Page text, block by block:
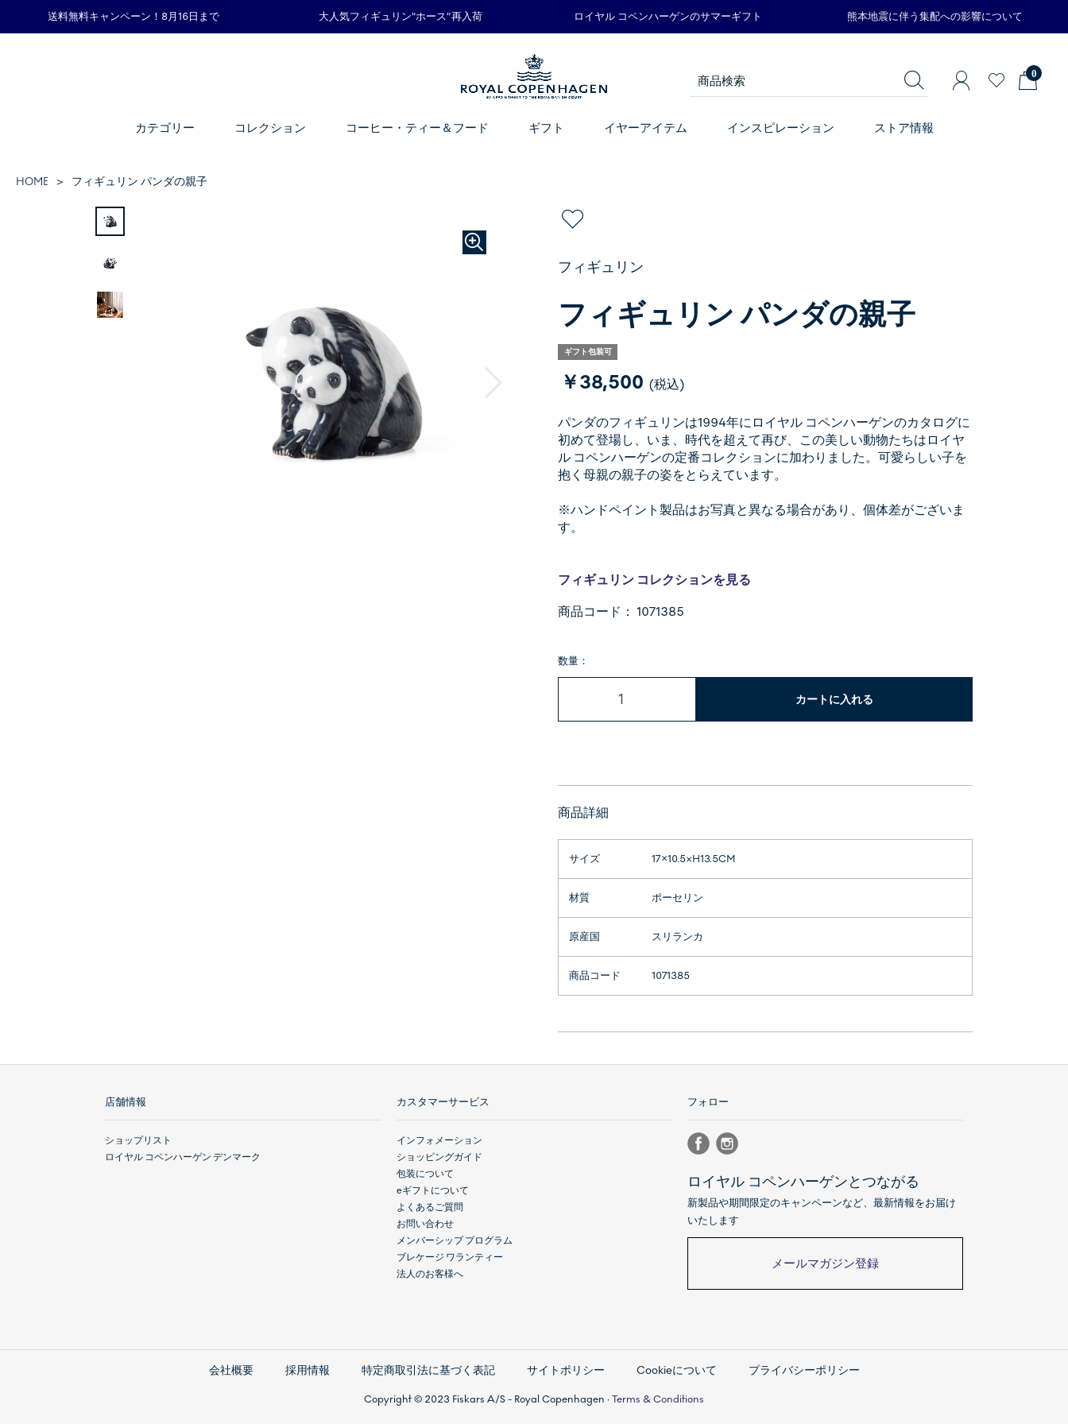
送料無料キャンペーン！8月16日まで 大人気フィギュリン"ホース”再入荷 ロイヤル コペンハーゲンのサマーギフト 熊本地震に伴う集配への影響について
0
カテゴリー コレクション コーヒー・ティー＆フード ギフト イヤーアイテム インスピレーション ストア情報
HOME フィギュリン パンダの親子
フィギュリン
フィギュリン パンダの親子
ギフト包装可
￥38,500 (税込)
パンダのフィギュリンは1994年にロイヤル コペンハーゲンのカタログに
初めて登場し、いま、時代を超えて再び、この美しい動物たちはロイヤ
ル コペンハーゲンの定番コレクションに加わりました。可愛らしい子を
抱く母親の親子の姿をとらえています。
※ハンドペイント製品はお写真と異なる場合があり、個体差がございま
す。
フィギュリン コレクションを見る
商品コード： 1071385
数量：
カートに入れる
商品詳細
サイズ 17×10.5×H13.5CM
材質 ポーセリン
原産国 スリランカ
商品コード 1071385
店舗情報
ショップリスト
ロイヤル コペンハーゲン デンマーク
カスタマーサービス
インフォメーション
ショッピングガイド
包装について
eギフトについて
よくあるご質問
お問い合わせ
メンバーシップ プログラム
ブレケージ ワランティー
法人のお客様へ
フォロー
ロイヤル コペンハーゲンとつながる
新製品や期間限定のキャンペーンなど、最新情報をお届け
いたします
メールマガジン登録
会社概要 採用情報 特定商取引法に基づく表記 サイトポリシー Cookieについて プライバシーポリシー
Copyright © 2023 Fiskars A/S - Royal Copenhagen ·Terms & Conditions